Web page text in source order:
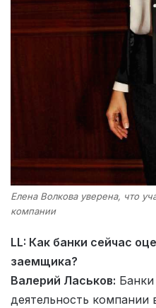
Елена Волкова уверена, что
компании
LL: Как банки сейчас
заемщика?
Валерий Ласьков:
деятельность